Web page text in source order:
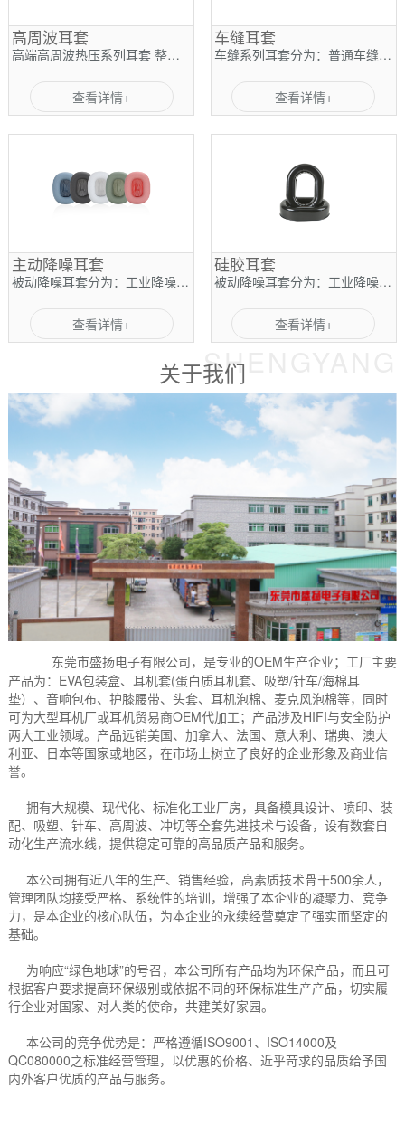
高周波耳套
高端高周波热压系列耳套 整个高周波系列耳套，采用模具定型，人工辅助操作。高周波热压耳套的优势在于：品质稳定，产量稳定，由于是采用模具定型操作，可以让每一个耳套的一致
查看详情+
车缝耳套
车缝系列耳套分为：普通车缝和车缝接皮系列两种。 普通车缝是所有耳套里面成本最低的一种工艺，也是现目前市场上最大量的一种工艺，属于中低端耳机采用的工艺。 车缝接皮系列
查看详情+
主动降噪耳套
被动降噪耳套分为：工业降噪耳机，航空降噪耳机，运用于各种吵杂的环境。
查看详情+
硅胶耳套
被动降噪耳套分为：工业降噪耳机，航空降噪耳机，运用于各种吵杂的环境。
查看详情+
SHENGYANG
关于我们
东莞市盛扬电子有限公司，是专业的OEM生产企业；工厂主要
产品为：EVA包装盒、耳机套(蛋白质耳机套、吸塑/针车/海棉耳
垫）、音响包布、护膝腰带、头套、耳机泡棉、麦克风泡棉等，同时
可为大型耳机厂或耳机贸易商OEM代加工；产品涉及HIFI与安全防护
两大工业领域。产品远销美国、加拿大、法国、意大利、瑞典、澳大
利亚、日本等国家或地区，在市场上树立了良好的企业形象及商业信
誉。
拥有大规模、现代化、标准化工业厂房，具备模具设计、喷印、装
配、吸塑、针车、高周波、冲切等全套先进技术与设备，设有数套自
动化生产流水线，提供稳定可靠的高品质产品和服务。
本公司拥有近八年的生产、销售经验，高素质技术骨干500余人，
管理团队均接受严格、系统性的培训，增强了本企业的凝聚力、竞争
力，是本企业的核心队伍，为本企业的永续经营奠定了强实而坚定的
基础。
为响应“绿色地球”的号召，本公司所有产品均为环保产品，而且可
根据客户要求提高环保级别或依据不同的环保标准生产产品，切实履
行企业对国家、对人类的使命，共建美好家园。
本公司的竞争优势是：严格遵循ISO9001、ISO14000及
QC080000之标准经营管理，以优惠的价格、近乎苛求的品质给予国
内外客户优质的产品与服务。